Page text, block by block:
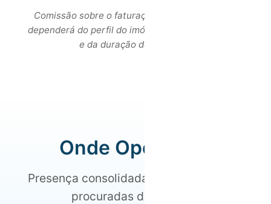
Comissão sobre o faturação bruta. A comissão
dependerá do perfil do imóvel, da sua localização
e da duração do contrato.
Onde Operamos
Presença consolidada nas regiões mais
procuradas de Portugal